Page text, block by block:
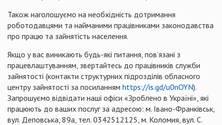
Також наголошуємо на необхідність дотримання
роботодавцями та найманими працівниками законодавства
про працю та зайнятість населення.
Якщо у вас виникають будь-які питання, пов’язані з
працевлаштуванням, звертайтесь до працівників служби
зайнятості (контакти структурних підрозділів обласного
центру зайнятості за посиланням https://is.gd/u0nOYN).
Запрошуємо відвідати наші офіси «Зроблено в Україні», які
працюють до ваших послуг за адресою: м. Івано-Франківськ,
вул. Деповська, 89а, тел. 0342512125, м. Коломия, вул. С.